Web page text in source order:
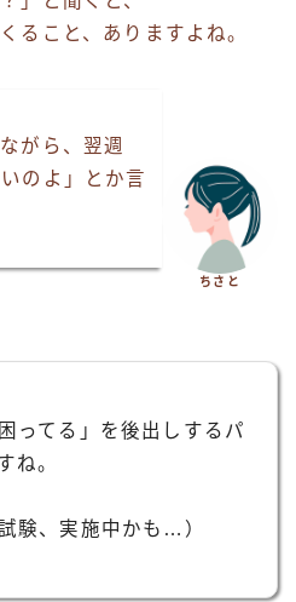
ること、ありますよね。
がら、翌週
のよ」とか言
ちさと
ってる」を後出しするパ
ね。
験、実施中かも…）